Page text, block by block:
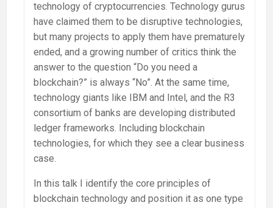
technology of cryptocurrencies. Technology gurus
have claimed them to be disruptive technologies,
but many projects to apply them have prematurely
ended, and a growing number of critics think the
answer to the question “Do you need a
blockchain?” is always “No”. At the same time,
technology giants like IBM and Intel, and the R3
consortium of banks are developing distributed
ledger frameworks. Including blockchain
technologies, for which they see a clear business
case.
In this talk I identify the core principles of
blockchain technology and position it as one type